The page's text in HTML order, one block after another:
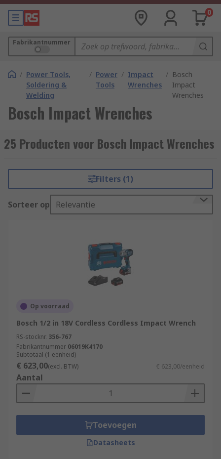
0
Fabrikantnummer
/ Power Tools,
Soldering &
Welding
/ Power
Tools
/ Impact
Wrenches
/ Bosch
Impact
Wrenches
Bosch Impact Wrenches
25 Producten voor Bosch Impact Wrenches
Filters (1)
Sorteer op Relevantie
Op voorraad
Bosch 1/2 in 18V Cordless Cordless Impact Wrench
RS-stocknr. 356-767
Fabrikantnummer 06019K4170
Subtotaal (1 eenheid)
€ 623,00(excl. BTW) € 623,00/eenheid
Aantal
Toevoegen
Datasheets